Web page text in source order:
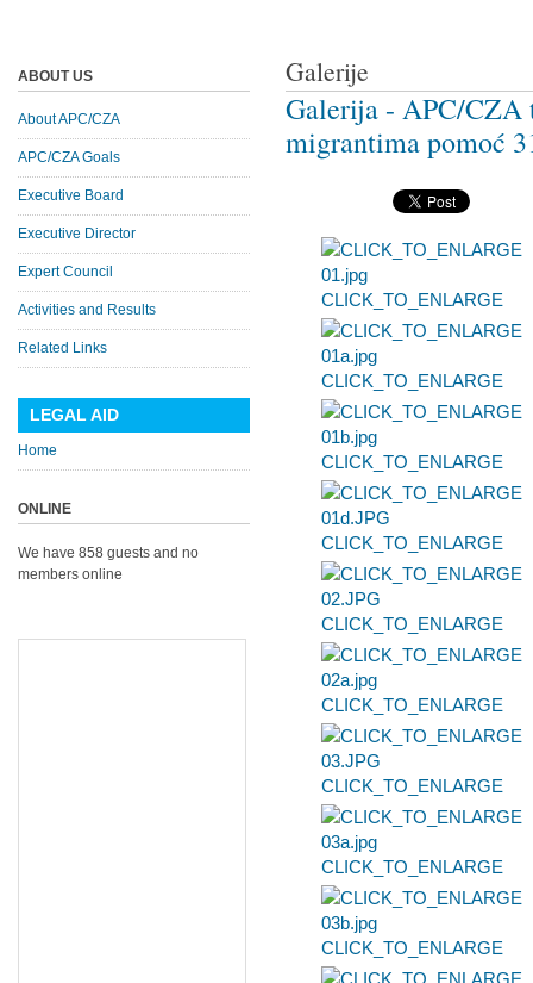
Galerije
Galerija - APC/CZA
migrantima pomoć
CLICK_TO_ENLARGE
CLICK_TO_ENLARGE
CLICK_TO_ENLARGE
CLICK_TO_ENLARGE
CLICK_TO_ENLARGE
CLICK_TO_ENLARGE
CLICK_TO_ENLARGE
CLICK_TO_ENLARGE
CLICK_TO_ENLARGE
ABOUT US
About APC/CZA
APC/CZA Goals
Executive Board
Executive Director
Expert Council
Activities and Results
Related Links
LEGAL AID
Home
ONLINE
We have 858 guests and no
members online